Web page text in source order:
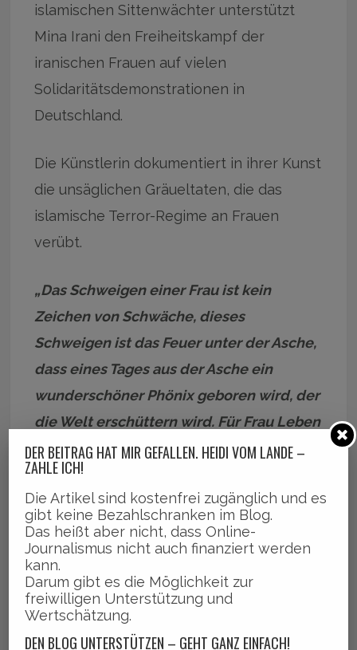
islamischen Sittenwächter unterstützt
Mina Irani den Freiheitskampf der
iranischen Frauen auf vielen
Solidaritätsdemonstrationen in
Deutschland.
Die Künstlerin dokumentiert in ihrer Kunst
die unsäglichen Gräueltaten, die das
islamische Terror-Regime an Frauen
verübt.
„Das Schweigen einer Frau ist kein
Zeichen von Schwäche, dieses
Schweigen ist das Feuer unter der Asche,
dass eines Tages aus der Asche ein
wunderschöner Phönix geboren wird, der
die Welt erschüttern wird. Für Frau Leben
Freiheit!“
Aktivistin Juliane Bandelow.
Juliane Bandelow, Medizinstudentin,
Aktivistin und Menschenrechtlerin in der
Europäischen Organisation für
DER BEITRAG HAT MIR GEFALLEN. HEIDI VOM LANDE –
ZAHLE ICH!
Die Artikel sind kostenfrei zugänglich und es
gibt keine Bezahlschranken im Blog.
Das heißt aber nicht, dass Online-
Journalismus nicht auch finanziert werden
kann.
Darum gibt es die Möglichkeit zur
freiwilligen Unterstützung und
Wertschätzung.
DEN BLOG UNTERSTÜTZEN – GEHT GANZ EINFACH!